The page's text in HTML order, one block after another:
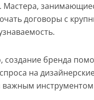
договоры с
создание бренда
на
важным